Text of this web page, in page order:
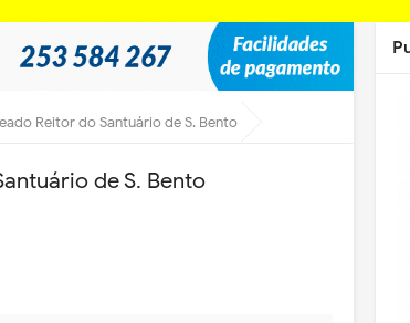
Reitor do Santuário de S. Bento
de S. Bento